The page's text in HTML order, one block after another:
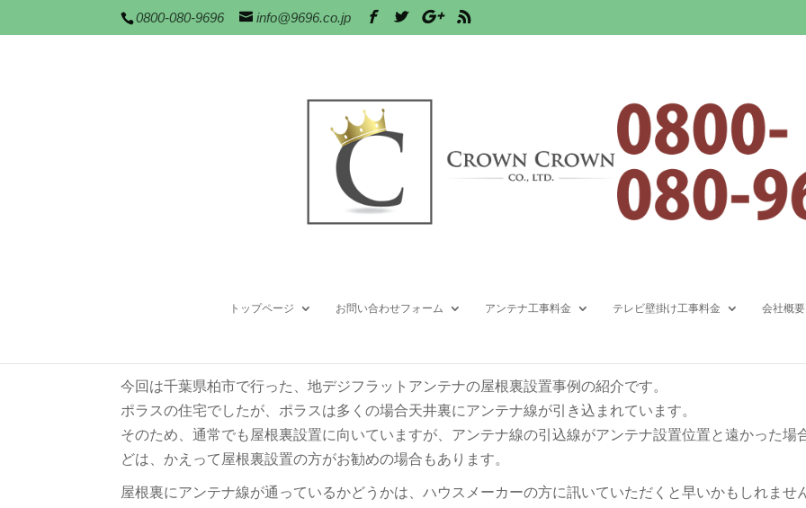
0800-080-9696 info@9696.co.jp
トップページ お問い合わせフォーム アンテナ工事料金 テレビ壁掛け工事料金 会社概要
千葉県柏市での地デジフラットアンテナ屋根裏設置
屋根裏設置 柏市
今回は千葉県柏市で行った、地デジフラットアンテナの屋根裏設置事例の紹介です。
ポラスの住宅でしたが、ポラスは多くの場合天井裏にアンテナ線が引き込まれています。
そのため、通常でも屋根裏設置に向いていますが、アンテナ線の引込線がアンテナ設置位置と遠かった場
どは、かえって屋根裏設置の方がお勧めの場合もあります。
屋根裏にアンテナ線が通っているかどうかは、ハウスメーカーの方に訊いていただくと早いかもしれませ